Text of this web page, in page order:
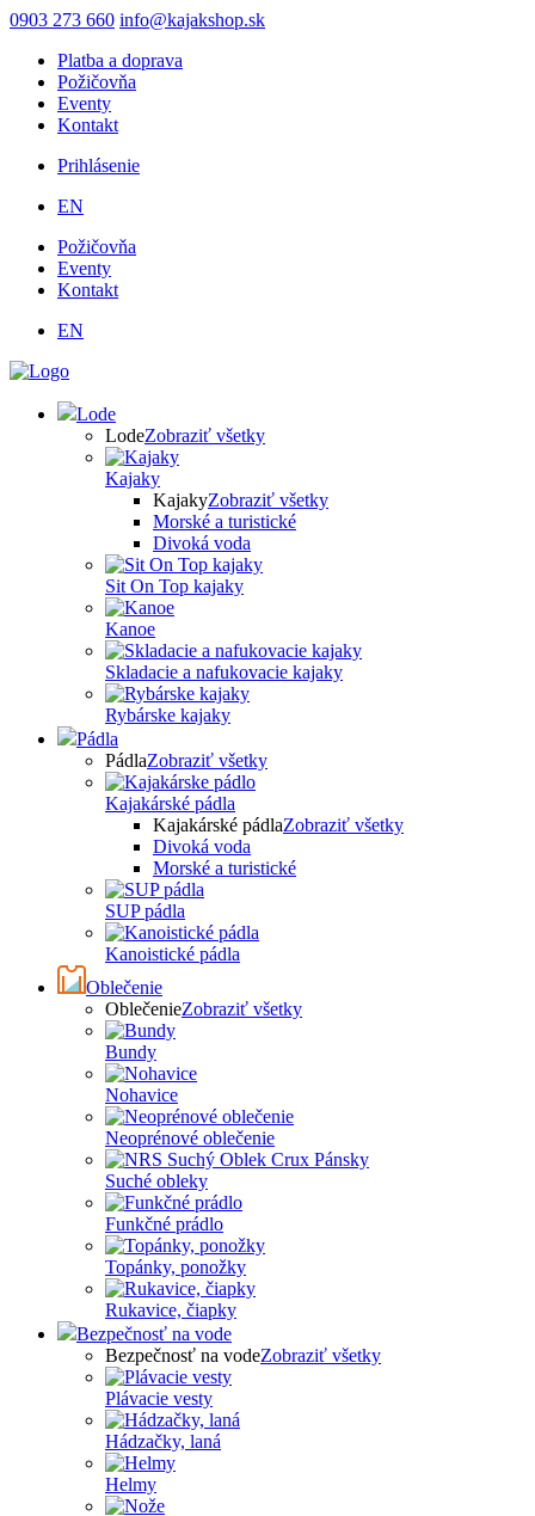
Skočiť
hlavný
obsah
0903 273 660 info@kajakshop.sk
Platba a doprava
Požičovňa
Eventy
Kontakt
Používateľské
Prihlásenie
EN
Požičovňa
Eventy
Kontakt
EN
Lode
LodeZobraziť všetky
Kajaky
KajakyZobraziť všetky
Morské a turistické
Divoká voda
Sit On Top kajaky
Kanoe
Skladacie a nafukovacie kajaky
Rybárske kajaky
Pádla
PádlaZobraziť všetky
Kajakárské pádla
Kajakárské pádlaZobraziť všetky
Divoká voda
Morské a turistické
SUP pádla
Kanoistické pádla
Oblečenie
OblečenieZobraziť všetky
Bundy
Nohavice
Neoprénové oblečenie
Suché obleky
Funkčné prádlo
Topánky, ponožky
Rukavice, čiapky
Bezpečnosť na vode
Bezpečnosť na vodeZobraziť všetky
Plávacie vesty
Hádzačky, laná
Helmy